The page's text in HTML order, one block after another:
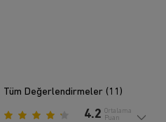
Tüm Değerlendirmeler ( 11 )
4.2 Ortalama
Puan